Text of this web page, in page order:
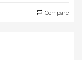
Compare